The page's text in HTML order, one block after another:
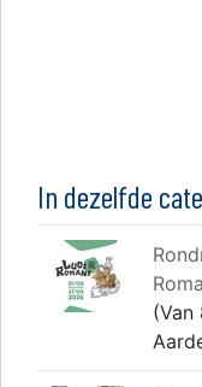
In dezelfde